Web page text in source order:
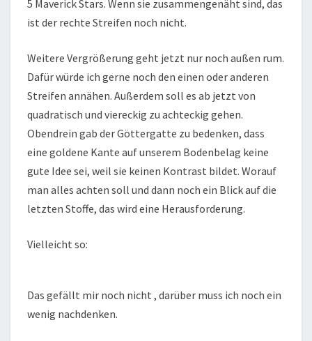
5 Maverick Stars. Wenn sie zusammengenäht sind, das
ist der rechte Streifen noch nicht.
Weitere Vergrößerung geht jetzt nur noch außen rum.
Dafür würde ich gerne noch den einen oder anderen
Streifen annähen. Außerdem soll es ab jetzt von
quadratisch und viereckig zu achteckig gehen.
Obendrein gab der Göttergatte zu bedenken, dass
eine goldene Kante auf unserem Bodenbelag keine
gute Idee sei, weil sie keinen Kontrast bildet. Worauf
man alles achten soll und dann noch ein Blick auf die
letzten Stoffe, das wird eine Herausforderung.
Vielleicht so:
Das gefällt mir noch nicht , darüber muss ich noch ein
wenig nachdenken.